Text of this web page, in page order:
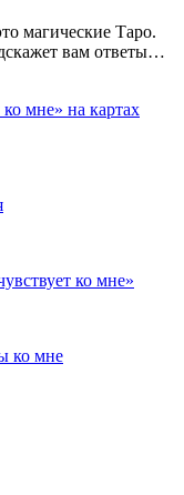
магические Таро.
вам ответы…
мне» на картах
ко мне»
ко мне